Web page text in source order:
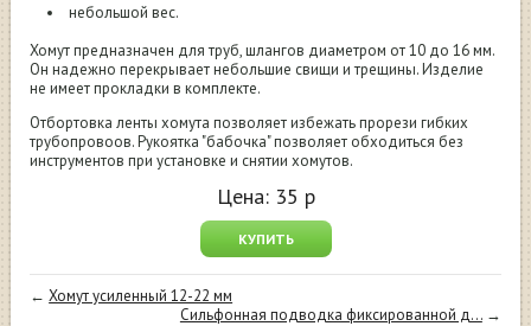
небольшой вес.
Хомут предназначен для труб, шлангов диаметром от 10 до 16 мм.
Он надежно перекрывает небольшие свищи и трещины. Изделие
не имеет прокладки в комплекте.
Отбортовка ленты хомута позволяет избежать прорези гибких
трубопровоов. Рукоятка "бабочка" позволяет обходиться без
инструментов при установке и снятии хомутов.
Цена: 35 р
КУПИТЬ
←Хомут усиленный 12-22 мм
Сильфонная подводка фиксированной д...→